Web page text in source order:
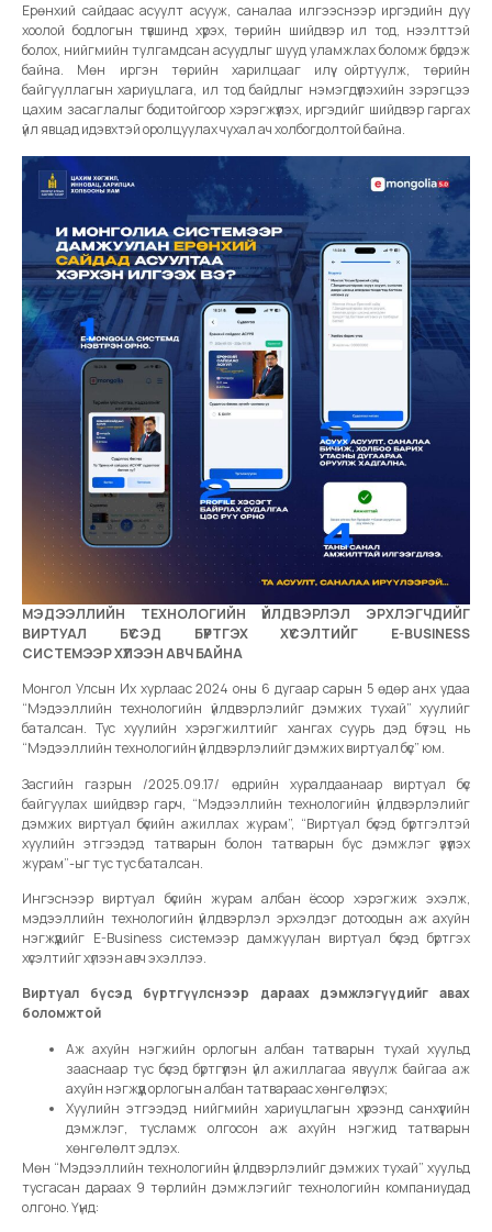
Ерөнхий сайдаас асуулт асууж, саналаа илгээснээр иргэдийн дуу
хоолой бодлогын түвшинд хүрэх, төрийн шийдвэр ил тод, нээлттэй
болох, нийгмийн тулгамдсан асуудлыг шууд уламжлах боломж бүрдэж
байна. Мөн иргэн төрийн харилцааг илүү ойртуулж, төрийн
байгууллагын хариуцлага, ил тод байдлыг нэмэгдүүлэхийн зэрэгцээ
цахим засаглалыг бодитойгоор хэрэгжүүлэх, иргэдийг шийдвэр гаргах
үйл явцад идэвхтэй оролцуулах чухал ач холбогдолтой байна.
МЭДЭЭЛЛИЙН ТЕХНОЛОГИЙН ҮЙЛДВЭРЛЭЛ ЭРХЛЭГЧДИЙГ
ВИРТУАЛ БҮСЭД БҮРТГЭХ ХҮСЭЛТИЙГ E-BUSINESS
СИСТЕМЭЭР ХҮЛЭЭН АВЧ БАЙНА
Монгол Улсын Их хурлаас 2024 оны 6 дугаар сарын 5 өдөр анх удаа
“Мэдээллийн технологийн үйлдвэрлэлийг дэмжих тухай” хуулийг
баталсан. Тус хуулийн хэрэгжилтийг хангах суурь дэд бүтэц нь
“Мэдээллийн технологийн үйлдвэрлэлийг дэмжих виртуал бүс” юм.
Засгийн газрын /2025.09.17/ өдрийн хуралдаанаар виртуал бүс
байгуулах шийдвэр гарч, “Мэдээллийн технологийн үйлдвэрлэлийг
дэмжих виртуал бүсийн ажиллах журам”, “Виртуал бүсэд бүртгэлтэй
хуулийн этгээдэд татварын болон татварын бус дэмжлэг үзүүлэх
журам”-ыг тус тус баталсан.
Ингэснээр виртуал бүсийн журам албан ёсоор хэрэгжиж эхэлж,
мэдээллийн технологийн үйлдвэрлэл эрхэлдэг дотоодын аж ахуйн
нэгжүүдийг E-Business системээр дамжуулан виртуал бүсэд бүртгэх
хүсэлтийг хүлээн авч эхэллээ.
Виртуал бүсэд бүртгүүлснээр дараах дэмжлэгүүдийг авах
боломжтой
Аж ахуйн нэгжийн орлогын албан татварын тухай хуульд
зааснаар тус бүсэд бүртгүүлэн үйл ажиллагаа явуулж байгаа аж
ахуйн нэгжүүд орлогын албан татвараас хөнгөлүүлэх;
Хуулийн этгээдэд нийгмийн хариуцлагын хүрээнд санхүүгийн
дэмжлэг, тусламж олгосон аж ахуйн нэгжид татварын
хөнгөлөлт эдлэх.
Мөн “Мэдээллийн технологийн үйлдвэрлэлийг дэмжих тухай” хуульд
тусгасан дараах 9 төрлийн дэмжлэгийг технологийн компаниудад
олгоно. Үүнд: